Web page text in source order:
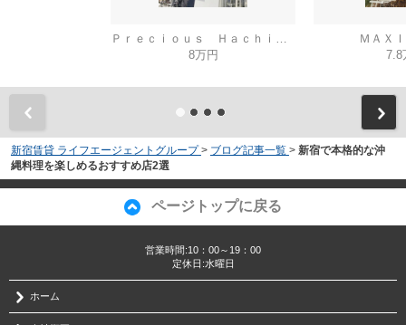
Ｐｒｅｃｉｏｕｓ Ｈａｃｈｉｏｊｉ
8万円
ＭＡＸ
7.8
新宿賃貸 ライフエージェントグループ > ブログ記事一覧 > 新宿で本格的な沖
縄料理を楽しめるおすすめ店2選
ページトップに戻る
営業時間:10：00～19：00
定休日:水曜日
ホーム